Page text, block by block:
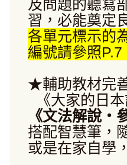
及問題的聽寫
習，必能奠定
各單元標示的
編號請參照P.7
★輔助教材完
《大家的日
《文法解說・
搭配智慧筆，
或是在家自學